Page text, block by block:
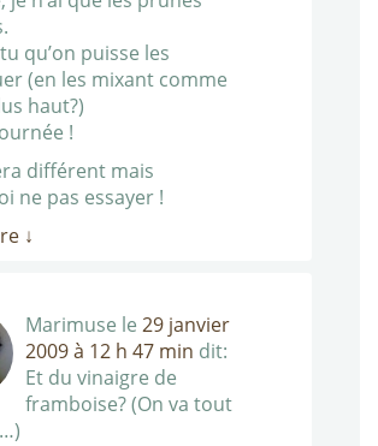
qu’on puisse les
(en les mixant comme
haut?)
!
différent mais
ne pas essayer !
↓
Marimuse le 29 janvier
2009 à 12 h 47 min dit:
Et du vinaigre de
framboise? (On va tout